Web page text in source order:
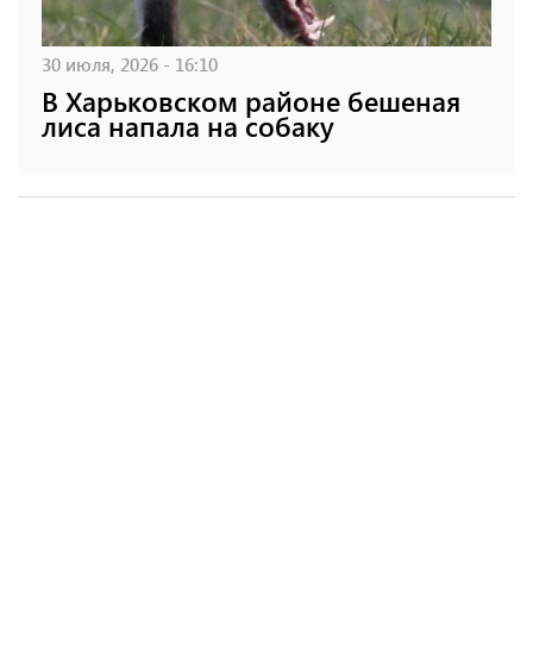
30 июля, 2026 - 16:10
В Харьковском районе бешеная
лиса напала на собаку